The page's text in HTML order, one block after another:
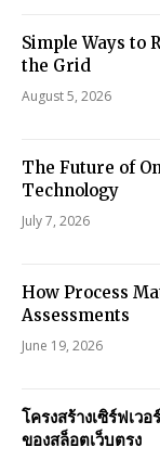
Simple Ways to
the Grid
August 5, 2026
The Future of
Technology
July 7, 2026
How Process
Assessments
June 19, 2026
โครงสร้างเซิร์ฟเว
ของสล็อตเว็บตรง